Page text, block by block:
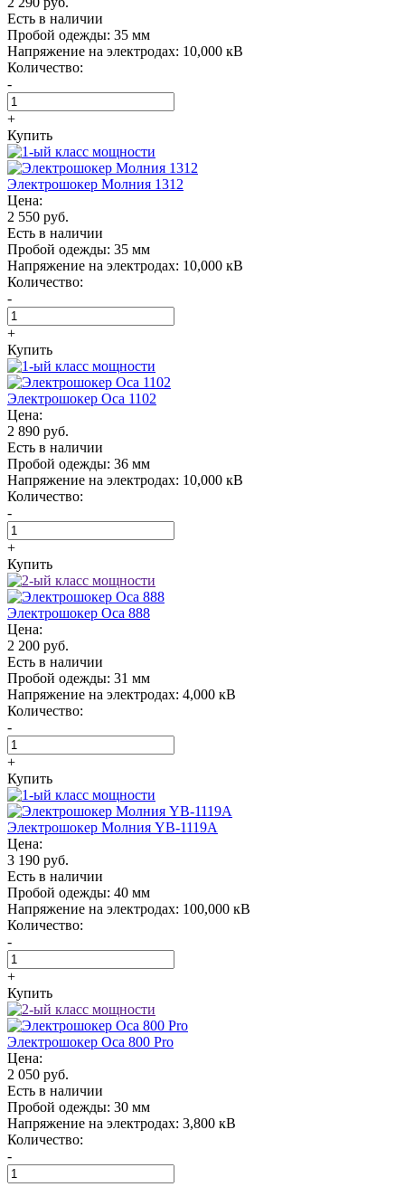
Есть в наличии
Пробой одежды: 35 мм
Напряжение на электродах: 10,000 кВ
Количество:
-
+
Купить
Электрошокер Молния 1312
Цена:
2 550 руб.
Есть в наличии
Пробой одежды: 35 мм
Напряжение на электродах: 10,000 кВ
Количество:
-
+
Купить
Электрошокер Oса 1102
Цена:
2 890 руб.
Есть в наличии
Пробой одежды: 36 мм
Напряжение на электродах: 10,000 кВ
Количество:
-
+
Купить
Электрошокер Oса 888
Цена:
2 200 руб.
Есть в наличии
Пробой одежды: 31 мм
Напряжение на электродах: 4,000 кВ
Количество:
-
+
Купить
Электрошокер Молния YB-1119A
Цена:
3 190 руб.
Есть в наличии
Пробой одежды: 40 мм
Напряжение на электродах: 100,000 кВ
Количество:
-
+
Купить
Электрошокер Oса 800 Pro
Цена:
2 050 руб.
Есть в наличии
Пробой одежды: 30 мм
Напряжение на электродах: 3,800 кВ
Количество:
-